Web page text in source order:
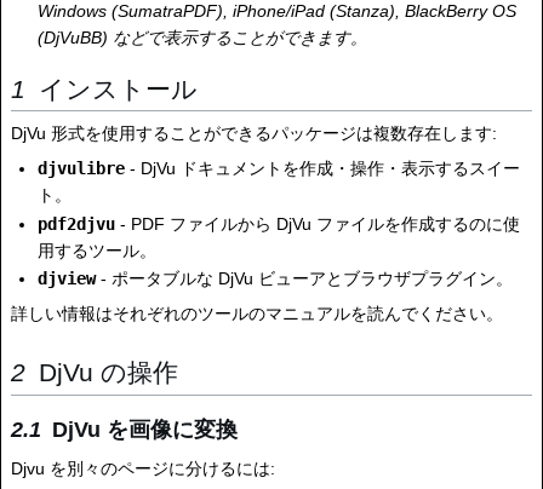
Windows (SumatraPDF), iPhone/iPad (Stanza), BlackBerry OS
(DjVuBB) などで表示することができます。
インストール
DjVu 形式を使用することができるパッケージは複数存在します:
djvulibre - DjVu ドキュメントを作成・操作・表示するスイー
ト。
pdf2djvu - PDF ファイルから DjVu ファイルを作成するのに使
用するツール。
djview- ポータブルな DjVu ビューアとブラウザプラグイン。
詳しい情報はそれぞれのツールのマニュアルを読んでください。
DjVu の操作
DjVu を画像に変換
Djvu を別々のページに分けるには: